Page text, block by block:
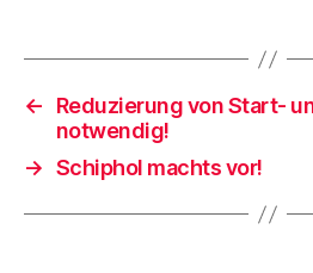
←
Reduzierung von Start-
notwendig!
→ Schiphol machts vor!